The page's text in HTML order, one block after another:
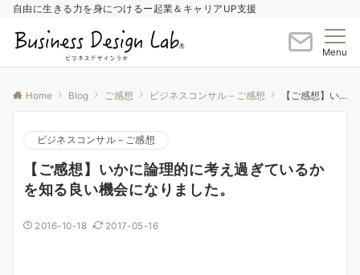
自由に生きる力を身につけるー起業＆キャリアUP支援
Menu
Home Blog ご感想 ビジネスコンサル－ご感想 【ご感想】いかに論理的に考え過ぎているかを知る良い機会になりました。
ビジネスコンサル－ご感想
【ご感想】いかに論理的に考え過ぎているか
を知る良い機会になりました。
2016-10-18 2017-05-16